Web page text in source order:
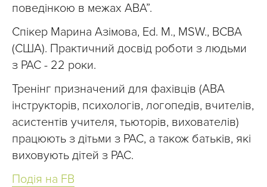
поведінкою в межах АВА”.
Спікер Марина Азімова, Ed. M., MSW., BCBA
(США). Практичний досвід роботи з людьми
з РАС - 22 роки.
Тренінг призначений для фахівців (АВА
інструкторів, психологів, логопедів, вчителів,
асистентів учителя, тьюторів, вихователів)
працюють з дітьми з РАС, а також батьків, які
виховують дітей з РАС.
Подія на FB